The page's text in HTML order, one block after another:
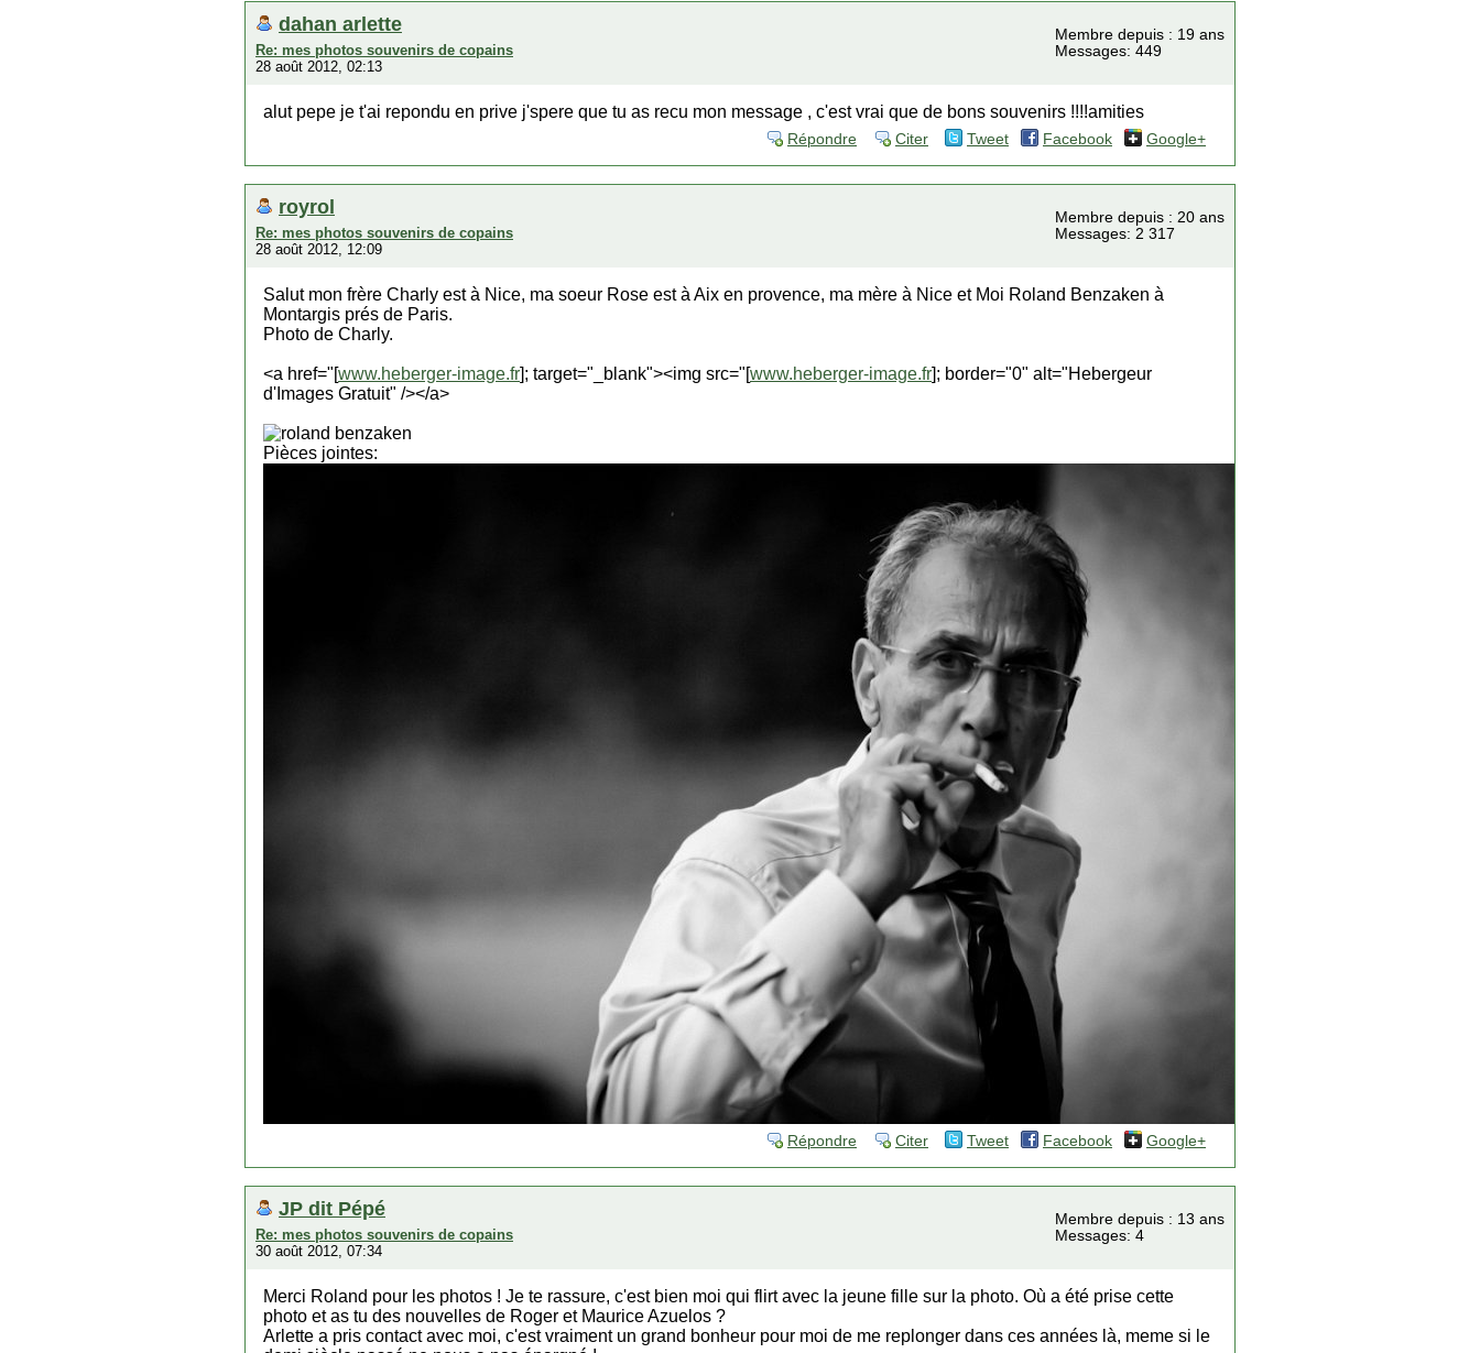
dahan arlette
Re: mes photos souvenirs de copains
28 août 2012, 02:13
Membre depuis : 19 ans
Messages: 449
alut pepe je t'ai repondu en prive j'spere que tu as recu mon message , c'est vrai que de bons souvenirs !!!!amities
Répondre Citer Tweet Facebook Google+
royrol
Re: mes photos souvenirs de copains
28 août 2012, 12:09
Membre depuis : 20 ans
Messages: 2 317
Salut mon frère Charly est à Nice, ma soeur Rose est à Aix en provence, ma mère à Nice et Moi Roland Benzaken à
Montargis prés de Paris.
Photo de Charly.
<a href="[www.heberger-image.fr]; target="_blank"><img src="[www.heberger-image.fr]; border="0" alt="Hebergeur
d'Images Gratuit" /></a>
roland benzaken
Pièces jointes:
Répondre Citer Tweet Facebook Google+
JP dit Pépé
Re: mes photos souvenirs de copains
30 août 2012, 07:34
Membre depuis : 13 ans
Messages: 4
Merci Roland pour les photos ! Je te rassure, c'est bien moi qui flirt avec la jeune fille sur la photo. Où a été prise cette
photo et as tu des nouvelles de Roger et Maurice Azuelos ?
Arlette a pris contact avec moi, c'est vraiment un grand bonheur pour moi de me replonger dans ces années là, meme si le